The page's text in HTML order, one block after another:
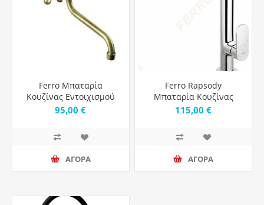
Ferro Μπαταρία
Κουζίνας Εντοιχισμού
Antica Old Bronze
95,00 €
ΑΓΟΡΑ
Ferro Rapsody
Μπαταρία Κουζίνας
χρωμέ
115,00 €
ΑΓΟΡΑ